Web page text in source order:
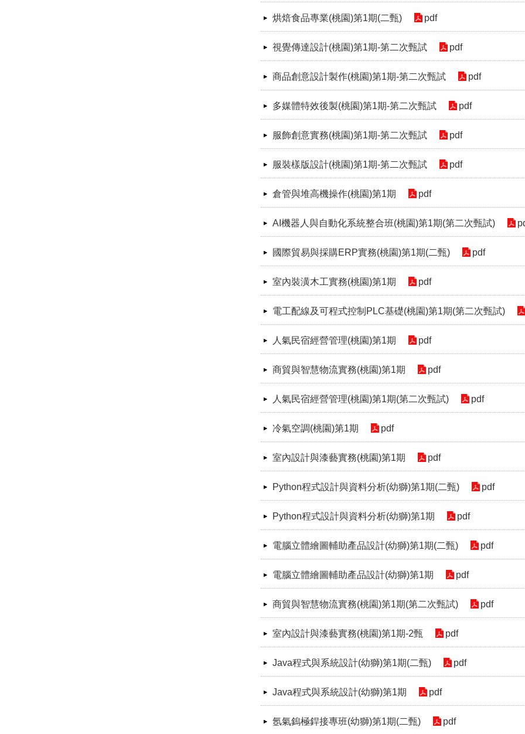
烘焙食品專業(桃園)第1期(二甄) pdf
視覺傳達設計(桃園)第1期-第二次甄試 pdf
商品創意設計製作(桃園)第1期-第二次甄試 pdf
多媒體特效後製(桃園)第1期-第二次甄試 pdf
服飾創意實務(桃園)第1期-第二次甄試 pdf
服裝樣版設計(桃園)第1期-第二次甄試 pdf
倉管與堆高機操作(桃園)第1期 pdf
AI機器人與自動化系統整合班(桃園)第1期(第二次甄試)
國際貿易與採購ERP實務(桃園)第1期(二甄) pdf
室內裝潢木工實務(桃園)第1期 pdf
電工配線及可程式控制PLC基礎(桃園)第1期(第二次甄試)
人氣民宿經營管理(桃園)第1期 pdf
商貿與智慧物流實務(桃園)第1期 pdf
人氣民宿經營管理(桃園)第1期(第二次甄試) pdf
冷氣空調(桃園)第1期 pdf
室內設計與漆藝實務(桃園)第1期 pdf
Python程式設計與資料分析(幼獅)第1期(二甄) pdf
Python程式設計與資料分析(幼獅)第1期 pdf
電腦立體繪圖輔助產品設計(幼獅)第1期(二甄) pdf
電腦立體繪圖輔助產品設計(幼獅)第1期 pdf
商貿與智慧物流實務(桃園)第1期(第二次甄試) pdf
室內設計與漆藝實務(桃園)第1期-2甄 pdf
Java程式與系統設計(幼獅)第1期(二甄) pdf
Java程式與系統設計(幼獅)第1期 pdf
氬氣鎢極銲接專班(幼獅)第1期(二甄) pdf